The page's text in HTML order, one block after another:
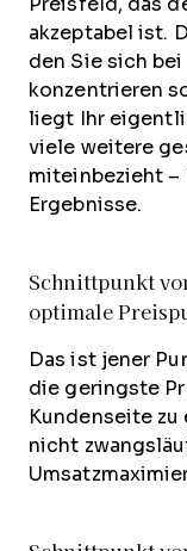
Preisfeld, das
akzeptabel ist.
den Sie sich
konzentrieren
liegt Ihr
viele weitere
miteinbezieht –
Ergebnisse.
Schnittpunkt
optimale
Das ist jener
die geringste
Kundenseite
nicht